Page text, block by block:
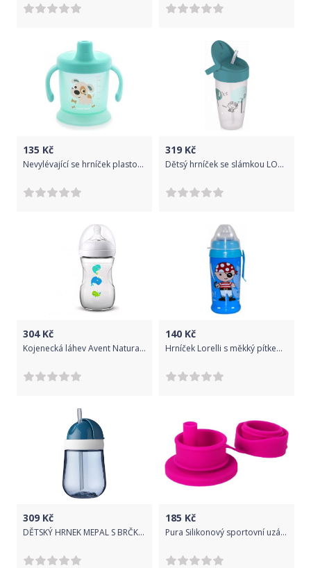
135 Kč
Nevylévající se hrníček plastový BUNNY & COMPANY - CANPOL mátový - Canpol
319 Kč
Dětsý hrníček se slámkou LOVI LOVELY ACTIVE 350 ml kluk
304Kč
Kojenecká láhev Avent Natural 260 ml bílá velryba, Bílá
140 Kč
Hrníček Lorelli s měkký pítkem 350 ml BLUE PIRATE
309 Kč
DĚTSKÝ HRNEK MEPAL S BRČKEM, MIO 300 ML, MODRÝ
185 Kč
Pura Silikonový sportovní uzávěr s brčkem, ružová